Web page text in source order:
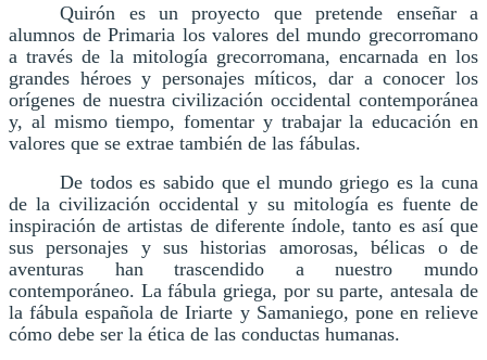
Quirón es un proyecto que pretende enseñar a
alumnos de Primaria los valores del mundo grecorromano
a través de la mitología grecorromana, encarnada en los
grandes héroes y personajes míticos, dar a conocer los
orígenes de nuestra civilización occidental contemporánea
y, al mismo tiempo, fomentar y trabajar la educación en
valores que se extrae también de las fábulas.
De todos es sabido que el mundo griego es la cuna
de la civilización occidental y su mitología es fuente de
inspiración de artistas de diferente índole, tanto es así que
sus personajes y sus historias amorosas, bélicas o de
aventuras han trascendido a nuestro mundo
contemporáneo. La fábula griega, por su parte, antesala de
la fábula española de Iriarte y Samaniego, pone en relieve
cómo debe ser la ética de las conductas humanas.